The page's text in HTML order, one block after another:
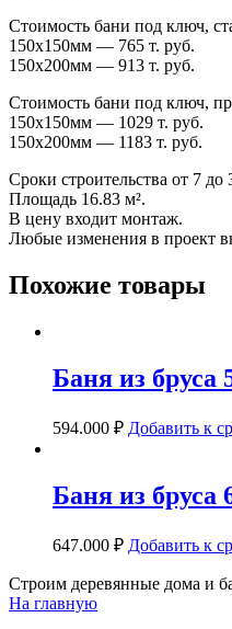
Стоимость бани под ключ,
150х150мм — 765 т. руб.
150х200мм — 913 т. руб.
Стоимость бани под ключ,
150х150мм — 1029 т. руб.
150х200мм — 1183 т. руб.
Сроки строительства от 7 до
Площадь 16.83 м².
В цену входит монтаж.
Любые изменения в проект
Похожие товары
Баня из бруса
594.000 ₽ Добавить к
Баня из бруса
647.000 ₽ Добавить к
Строим деревянные дома и
На главную